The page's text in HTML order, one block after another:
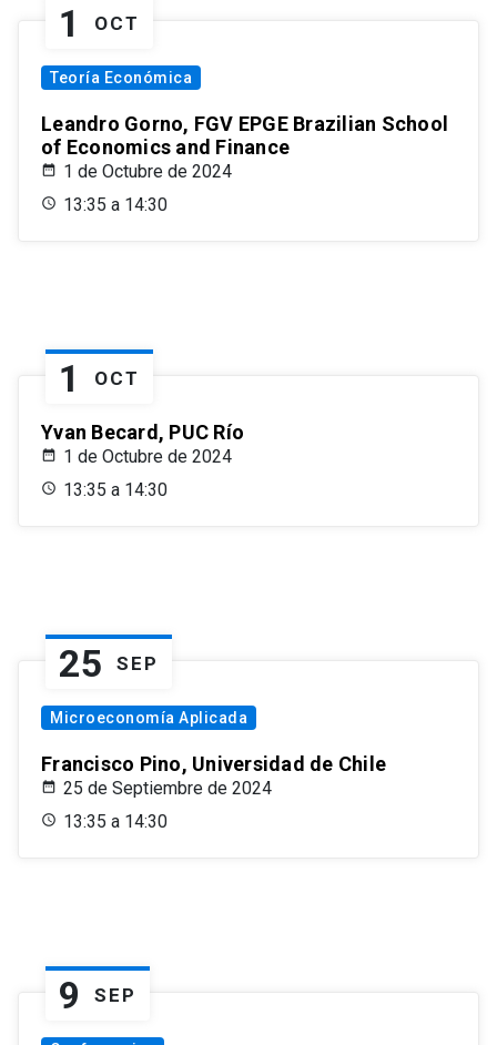
1 OCT
Teoría Económica
Leandro Gorno, FGV EPGE Brazilian School
of Economics and Finance
1 de Octubre de 2024
13:35 a 14:30
1 OCT
Yvan Becard, PUC Río
1 de Octubre de 2024
13:35 a 14:30
25 SEP
Microeconomía Aplicada
Francisco Pino, Universidad de Chile
25 de Septiembre de 2024
13:35 a 14:30
9 SEP